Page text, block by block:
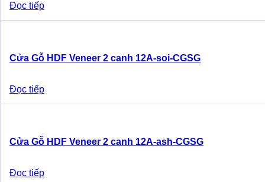
Đọc tiếp
Cửa Gỗ HDF Veneer 2 canh 12A-soi-CGSG
Đọc tiếp
Cửa Gỗ HDF Veneer 2 canh 12A-ash-CGSG
Đọc tiếp